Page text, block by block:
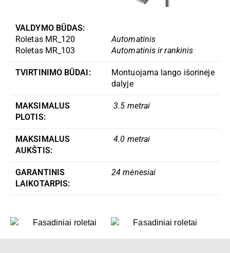
VALDYMO BŪDAS:
Roletas MR_120
Roletas MR_103
Automatinis
Automatinis ir rankinis
TVIRTINIMO BŪDAI:
Montuojama lango išorinėje
dalyje
MAKSIMALUS
PLOTIS:
3.5 metrai
MAKSIMALUS
AUKŠTIS:
4.0 metrai
GARANTINIS
LAIKOTARPIS:
24 mėnesiai